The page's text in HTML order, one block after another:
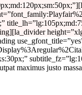
maximus justo